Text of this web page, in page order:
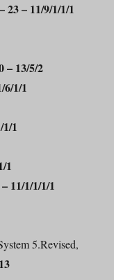
– 23 – 11/9/1/1/1
– 13/5/2
6/1/1
1/1
1
11/1/1/1/1
5.Revised,